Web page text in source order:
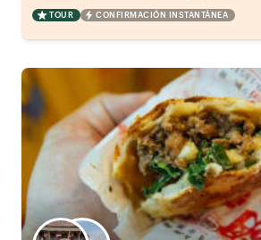
TOUR CONFIRMACIÓN INSTANTÁNEA